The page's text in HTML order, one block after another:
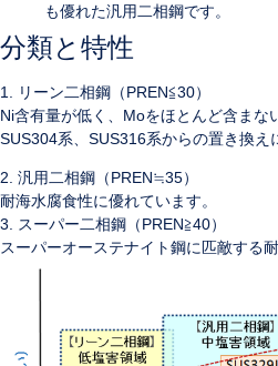
も優れた汎用二相鋼です。
分類と特性
1. リーン二相鋼（PREN≦30）
Ni含有量が低く、Moをほとんど含まな
SUS304系、SUS316系からの置き換え
2. 汎用二相鋼（PREN≒35）
耐海水腐食性に優れています。
3. スーパー二相鋼（PREN≧40）
スーパーオーステナイト鋼に匹敵する